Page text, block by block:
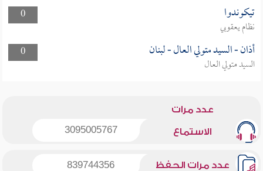
0
تيكوندوا
نظام يعقوبي
0
أذان - السيد متولي العال - لبنان
السيد متولي العال
عدد مرات
الاستماع 3095005767
عدد مرات الحفظ 839744356